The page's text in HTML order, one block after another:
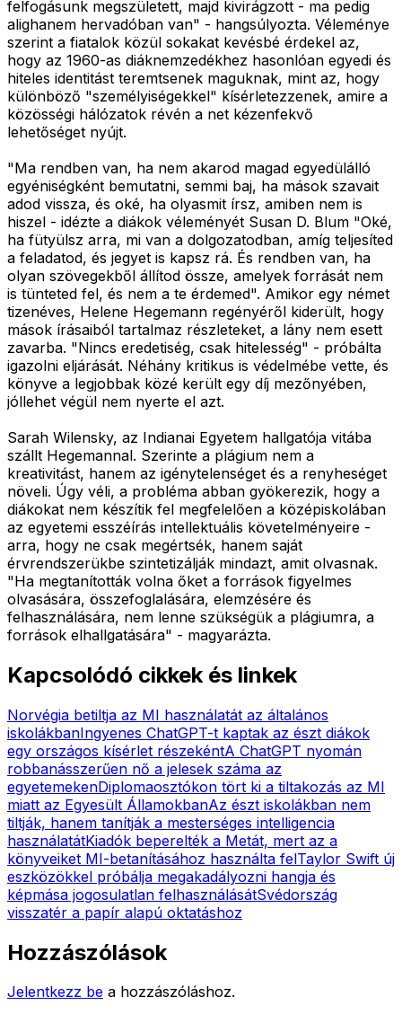
felfogásunk megszületett, majd kivirágzott - ma pedig
alighanem hervadóban van" - hangsúlyozta. Véleménye
szerint a fiatalok közül sokakat kevésbé érdekel az,
hogy az 1960-as diáknemzedékhez hasonlóan egyedi és
hiteles identitást teremtsenek maguknak, mint az, hogy
különböző "személyiségekkel" kísérletezzenek, amire a
közösségi hálózatok révén a net kézenfekvő
lehetőséget nyújt.
"Ma rendben van, ha nem akarod magad egyedülálló
egyéniségként bemutatni, semmi baj, ha mások szavait
adod vissza, és oké, ha olyasmit írsz, amiben nem is
hiszel - idézte a diákok véleményét Susan D. Blum "Oké,
ha fütyülsz arra, mi van a dolgozatodban, amíg teljesíted
a feladatod, és jegyet is kapsz rá. És rendben van, ha
olyan szövegekből állítod össze, amelyek forrását nem
is tünteted fel, és nem a te érdemed". Amikor egy német
tizenéves, Helene Hegemann regényéről kiderült, hogy
mások írásaiból tartalmaz részleteket, a lány nem esett
zavarba. "Nincs eredetiség, csak hitelesség" - próbálta
igazolni eljárását. Néhány kritikus is védelmébe vette, és
könyve a legjobbak közé került egy díj mezőnyében,
jóllehet végül nem nyerte el azt.
Sarah Wilensky, az Indianai Egyetem hallgatója vitába
szállt Hegemannal. Szerinte a plágium nem a
kreativitást, hanem az igénytelenséget és a renyheséget
növeli. Úgy véli, a probléma abban gyökerezik, hogy a
diákokat nem készítik fel megfelelően a középiskolában
az egyetemi esszéírás intellektuális követelményeire -
arra, hogy ne csak megértsék, hanem saját
érvrendszerükbe szintetizálják mindazt, amit olvasnak.
"Ha megtanították volna őket a források figyelmes
olvasására, összefoglalására, elemzésére és
felhasználására, nem lenne szükségük a plágiumra, a
források elhallgatására" - magyarázta.
Kapcsolódó cikkek és linkek
Norvégia betiltja az MI használatát az általános
iskolákbanIngyenes ChatGPT-t kaptak az észt diákok
egy országos kísérlet részekéntA ChatGPT nyomán
robbanásszerűen nő a jelesek száma az
egyetemekenDiplomaosztókon tört ki a tiltakozás az MI
miatt az Egyesült ÁllamokbanAz észt iskolákban nem
tiltják, hanem tanítják a mesterséges intelligencia
használatátKiadók beperelték a Metát, mert az a
könyveiket MI-betanításához használta felTaylor Swift új
eszközökkel próbálja megakadályozni hangja és
képmása jogosulatlan felhasználásátSvédország
visszatér a papír alapú oktatáshoz
Hozzászólások
Jelentkezz be a hozzászóláshoz.